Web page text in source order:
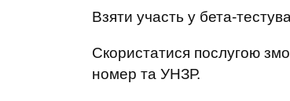
Взяти участь у бета-
Скористатися послугою
номер та УНЗР.